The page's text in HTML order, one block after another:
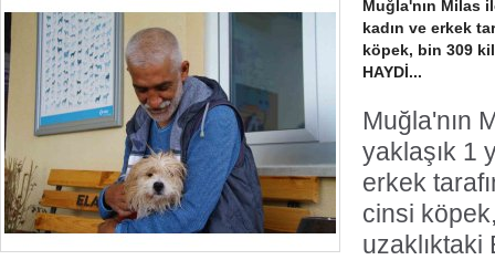
Muğla'nın Milas
kadın ve erkek
köpek, bin 309
HAYDİ...
Muğla'nın
yaklaşık 1
erkek
cinsi
uzaklıktaki